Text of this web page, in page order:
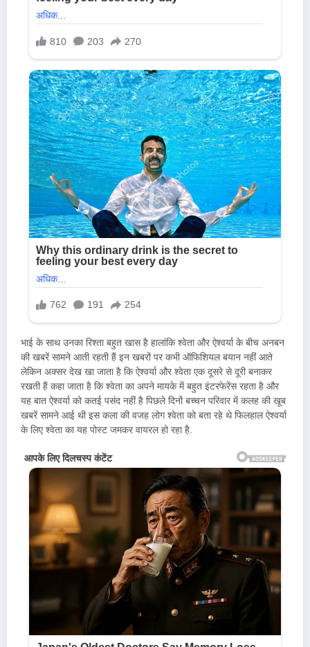
भाई के साथ उनका रिश्ता बहुत खास है हालांकि श्वेता और ऐश्वर्या के बीच अनबन
की खबरें सामने आती रहती हैं इन खबरों पर कभी ऑफिशियल बयान नहीं आते
लेकिन अक्सर देख खा जाता है कि ऐश्वर्या और श्वेता एक दूसरे से दूरी बनाकर
रखती हैं कहा जाता है कि श्वेता का अपने मायके में बहुत इंटरफेरेंस रहता है और
यह बात ऐश्वर्या को कतई पसंद नहीं है पिछले दिनों बच्चन परिवार में कलह की खूब
खबरें सामने आई थी इस कला की वजह लोग श्वेता को बता रहे थे फिलहाल ऐश्वर्या
के लिए श्वेता का यह पोस्ट जमकर वायरल हो रहा है.